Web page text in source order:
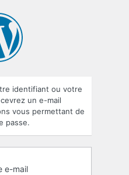
identifiant ou votre
un e-mail
vous permettant de
passe.
e-mail